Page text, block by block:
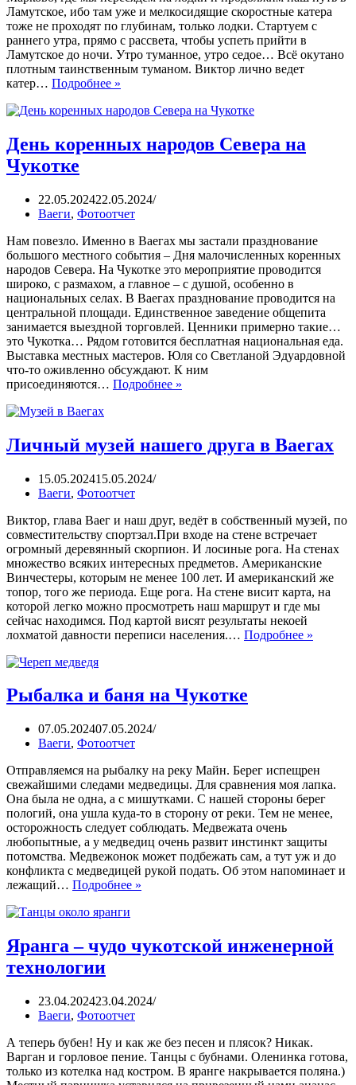
Ламутское, ибо там уже и мелкосидящие скоростные катера
тоже не проходят по глубинам, только лодки. Стартуем с
раннего утра, прямо с рассвета, чтобы успеть прийти в
Ламутское до ночи. Утро туманное, утро седое… Всё окутано
плотным таинственным туманом. Виктор лично ведет
катер… Подробнее »
День коренных народов Севера на
Чукотке
22.05.202422.05.2024
Ваеги, Фотоотчет
Нам повезло. Именно в Ваегах мы застали празднование
большого местного события – Дня малочисленных коренных
народов Севера. На Чукотке это мероприятие проводится
широко, с размахом, а главное – с душой, особенно в
национальных селах. В Ваегах празднование проводится на
центральной площади. Единственное заведение общепита
занимается выездной торговлей. Ценники примерно такие…
это Чукотка… Рядом готовится бесплатная национальная еда.
Выставка местных мастеров. Юля со Светланой Эдуардовной
что-то оживленно обсуждают. К ним
присоединяются… Подробнее »
Личный музей нашего друга в Ваегах
15.05.202415.05.2024
Ваеги, Фотоотчет
Виктор, глава Ваег и наш друг, ведёт в собственный музей, по
совместительству спортзал.При входе на стене встречает
огромный деревянный скорпион. И лосиные рога. На стенах
множество всяких интересных предметов. Американские
Винчестеры, которым не менее 100 лет. И американский же
топор, того же периода. Еще рога. На стене висит карта, на
которой легко можно просмотреть наш маршрут и где мы
сейчас находимся. Под картой висят результаты некоей
лохматой давности переписи населения.… Подробнее »
Рыбалка и баня на Чукотке
07.05.202407.05.2024
Ваеги, Фотоотчет
Отправляемся на рыбалку на реку Майн. Берег испещрен
свежайшими следами медведицы. Для сравнения моя лапка.
Она была не одна, а с мишутками. С нашей стороны берег
пологий, она ушла куда-то в сторону от реки. Тем не менее,
осторожность следует соблюдать. Медвежата очень
любопытные, а у медведиц очень развит инстинкт защиты
потомства. Медвежонок может подбежать сам, а тут уж и до
конфликта с медведицей рукой подать. Об этом напоминает и
лежащий… Подробнее »
Яранга – чудо чукотской инженерной
технологии
23.04.202423.04.2024
Ваеги, Фотоотчет
А теперь бубен! Ну и как же без песен и плясок? Никак.
Варган и горловое пение. Танцы с бубнами. Оленинка готова,
только из котелка над костром. В яранге накрывается поляна.)